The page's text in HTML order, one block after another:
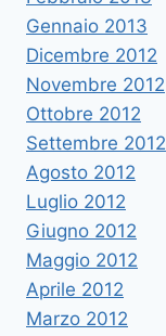
Gennaio 2013
Dicembre 2012
Novembre 2012
Ottobre 2012
Settembre 2012
Agosto 2012
Luglio 2012
Giugno 2012
Maggio 2012
Aprile 2012
Marzo 2012